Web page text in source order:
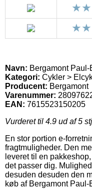
Navn: Bergamont
Kategori: Cykler >
Producent: Bergamont
Varenummer:
EAN: 7615523150205
Vurderet til 4.9 ud af 5
En stor portion e-
fragtmuligheder. Den
leveret til en
det passer dig.
desuden desuden den
køb af Bergamont